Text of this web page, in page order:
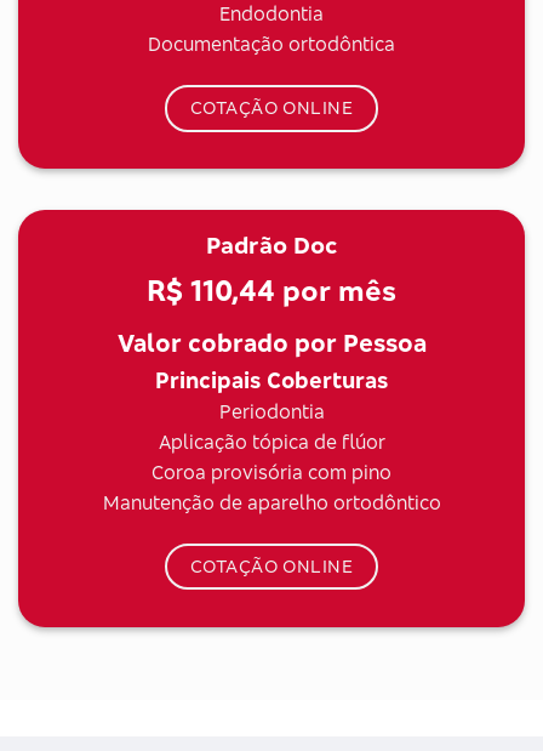
Endodontia
Documentação ortodôntica
COTAÇÃO ONLINE
Padrão Doc
R$ 110,44 por mês
Valor cobrado por Pessoa
Principais Coberturas
Periodontia
Aplicação tópica de flúor
Coroa provisória com pino
Manutenção de aparelho ortodôntico
COTAÇÃO ONLINE